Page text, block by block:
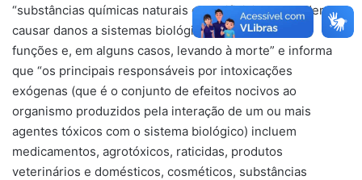
“substâncias químicas naturais ou artificiais que podem
causar danos a sistemas biológicos, alterando suas
funções e, em alguns casos, levando à morte” e informa
que “os principais responsáveis por intoxicações
exógenas (que é o conjunto de efeitos nocivos ao
organismo produzidos pela interação de um ou mais
agentes tóxicos com o sistema biológico) incluem
medicamentos, agrotóxicos, raticidas, produtos
veterinários e domésticos, cosméticos, substâncias